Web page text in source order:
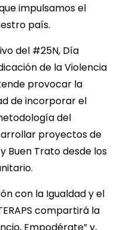
impulsamos el
país.
del #25N, Día
de la Violencia
provocar la
de incorporar el
del
proyectos de
Buen Trato desde los
con la Igualdad y el
compartirá la
Empodérate” y,